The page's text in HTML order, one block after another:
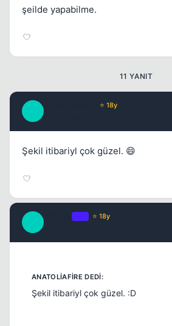
şeilde yapabilme.
11 YANIT
⭐ 18y
Şekil itibariyl çok güzel. 😄
⭐ 18y
Şekil itibariyl çok güzel. :D